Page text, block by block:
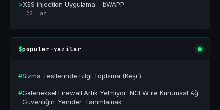
>XSS injection Uygulama – bWAPP
22 Haz
$populer-yazilar
#Sızma Testlerinde Bilgi Toplama (Keşif)
#Geleneksel Firewall Artık Yetmiyor: NGFW ile Kurumsal Ağ
Güvenliğini Yeniden Tanımlamak